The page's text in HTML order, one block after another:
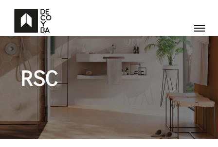
content
Menu
RSC